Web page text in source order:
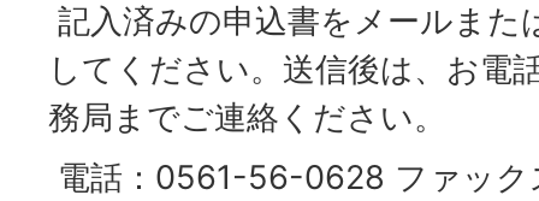
記入済みの申込書をメールまた
してください。送信後は、お電
務局までご連絡ください。
電話：0561-56-0628 ファッ